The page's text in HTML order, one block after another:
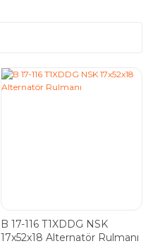
B 17-116 T1XDDG NSK
17x52x18 Alternatör Rulmanı